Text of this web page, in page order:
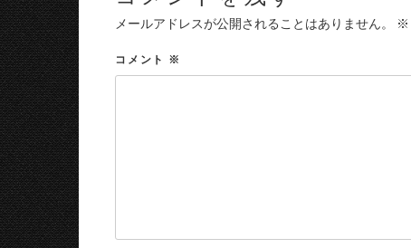
メールアドレスが公開されることはありません。 ※
コメント ※